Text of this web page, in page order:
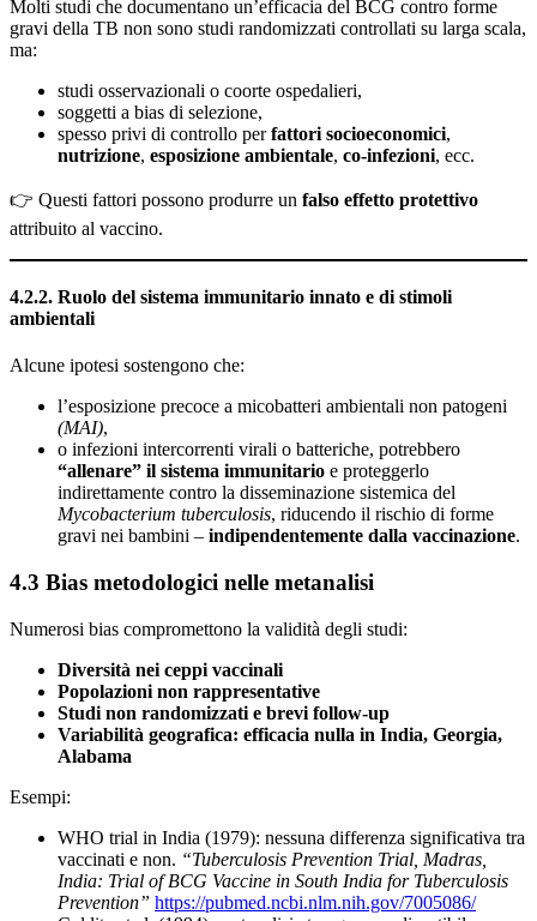
Molti studi che documentano un’efficacia del BCG contro forme
gravi della TB non sono studi randomizzati controllati su larga scala,
ma:
studi osservazionali o coorte ospedalieri,
soggetti a bias di selezione,
spesso privi di controllo perfattori socioeconomici,
nutrizione, esposizione ambientale, co-infezioni, ecc.
👉 Questi fattori possono produrre un falso effetto protettivo
attribuito al vaccino.
4.2.2. Ruolo del sistema immunitario innato e di stimoli
ambientali
Alcune ipotesi sostengono che:
l’esposizione precoce a micobatteri ambientali non patogeni
(MAI),
o infezioni intercorrenti virali o batteriche, potrebbero
“allenare” il sistema immunitario e proteggerlo
indirettamente contro la disseminazione sistemica del
Mycobacterium tuberculosis, riducendo il rischio di forme
gravi nei bambini – indipendentemente dalla vaccinazione.
4.3 Bias metodologici nelle metanalisi
Numerosi bias compromettono la validità degli studi:
Diversità nei ceppi vaccinali
Popolazioni non rappresentative
Studi non randomizzati e brevi follow-up
Variabilità geografica: efficacia nulla in India, Georgia,
Alabama
Esempi:
WHO trial in India (1979): nessuna differenza significativa tra
vaccinati e non. “Tuberculosis Prevention Trial, Madras,
India: Trial of BCG Vaccine in South India for Tuberculosis
Prevention” https://pubmed.ncbi.nlm.nih.gov/7005086/